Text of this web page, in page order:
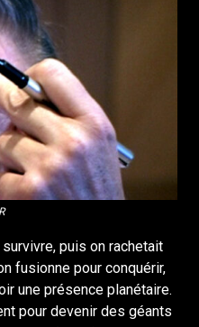
puis on rachetait
fusionne pour conquérir,
une présence planétaire.
pour devenir des géants